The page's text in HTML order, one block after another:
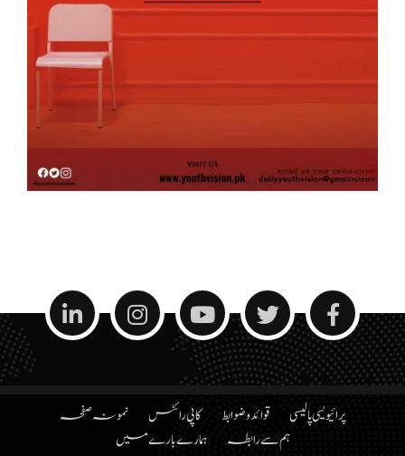
پرائیویسی پالیسی قوائد و ضوابط کاپی رائٹس
نمونہ صفحہ
ہم سے رابطہ
ہمارے بارے میں